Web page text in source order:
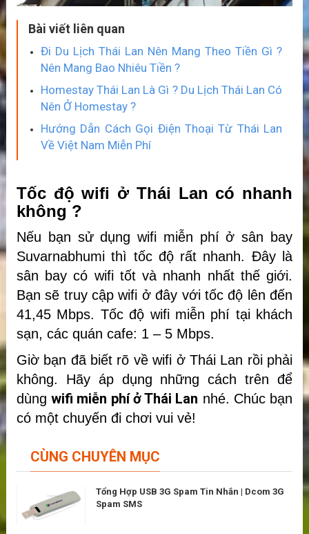
Bài viết liên quan
Đi Du Lịch Thái Lan Nên Mang Theo Tiền Gì ?
Nên Mang Bao Nhiêu Tiền ?
Homestay Thái Lan Là Gì ? Du Lịch Thái Lan Có
Nên Ở Homestay ?
Hướng Dẫn Cách Gọi Điện Thoại Từ Thái Lan
Về Việt Nam Miễn Phí
Tốc độ wifi ở Thái Lan có nhanh
không ?
Nếu bạn sử dụng wifi miễn phí ở sân bay
Suvarnabhumi thì tốc độ rất nhanh. Đây là
sân bay có wifi tốt và nhanh nhất thế giới.
Bạn sẽ truy cập wifi ở đây với tốc độ lên đến
41,45 Mbps. Tốc độ wifi miễn phí tại khách
sạn, các quán cafe: 1 – 5 Mbps.
Giờ bạn đã biết rõ về wifi ở Thái Lan rồi phải
không. Hãy áp dụng những cách trên để
dùngwifi miễn phí ở Thái Lan nhé. Chúc bạn
có một chuyến đi chơi vui vẻ!
CÙNG CHUYÊN MỤC
Tổng Hợp USB 3G Spam Tin Nhắn | Dcom 3G
Spam SMS